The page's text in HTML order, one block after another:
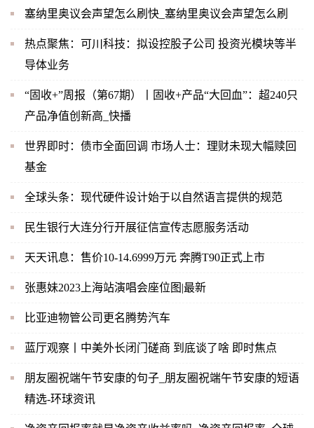
塞纳里奥议会声望怎么刷快_塞纳里奥议会声望怎么刷
热点聚焦：可川科技：拟设控股子公司 投资光模块等半
导体业务
“固收+”周报（第67期）丨固收+产品“大回血”：超240只
产品净值创新高_快播
世界即时：债市全面回调 市场人士：理财未现大幅赎回
基金
全球头条：现代硬件设计始于以自然语言提供的规范
民生银行大连分行开展征信宣传志愿服务活动
天天讯息：售价10-14.6999万元 奔腾T90正式上市
张惠妹2023上海站演唱会座位图|最新
比亚迪物管公司更名腾势汽车
蓝厅观察丨中美外长闭门磋商 到底谈了啥 即时焦点
朋友圈祝端午节安康的句子_朋友圈祝端午节安康的短语
精选-环球资讯